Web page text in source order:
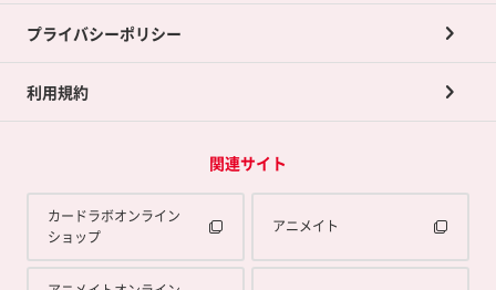
プライバシーポリシー
利用規約
関連サイト
カードラボオンライン
ショップ
アニメイト